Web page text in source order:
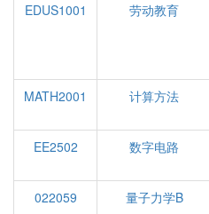
EDUS1001
劳动教育
MATH2001
计算方法
EE2502
数字电路
022059
量子力学B